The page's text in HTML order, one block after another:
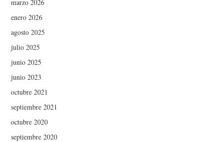
marzo 2026
enero 2026
agosto 2025
julio 2025
junio 2025
junio 2023
octubre 2021
septiembre 2021
octubre 2020
septiembre 2020